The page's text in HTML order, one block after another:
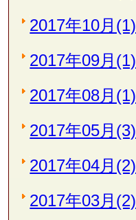
2017年10月(1)
2017年09月(1)
2017年08月(1)
2017年05月(3)
2017年04月(2)
2017年03月(2)